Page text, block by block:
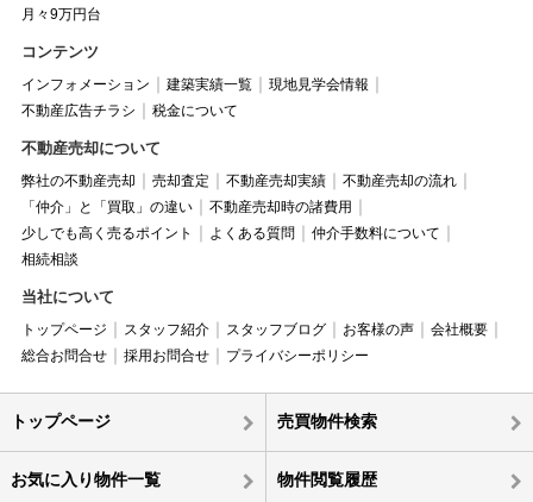
月々9万円台
コンテンツ
インフォメーション 建築実績一覧
現地見学会情報
不動産広告チラシ
税金について
不動産売却について
弊社の不動産売却 売却査定 不動産売却実績
不動産売却の流れ
「仲介」と「買取」の違い
不動産売却時の諸費用
少しでも高く売るポイント
よくある質問
仲介手数料について
相続相談
当社について
トップページ スタッフ紹介 スタッフブログ お客様の声
会社概要
総合お問合せ
採用お問合せ プライバシーポリシー
トップページ 売買物件検索
お気に入り物件一覧 物件閲覧履歴